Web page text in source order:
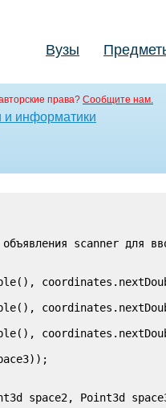
Вузы
права? Сообщите нам.
и информатики
scanner для
space2, Point3d